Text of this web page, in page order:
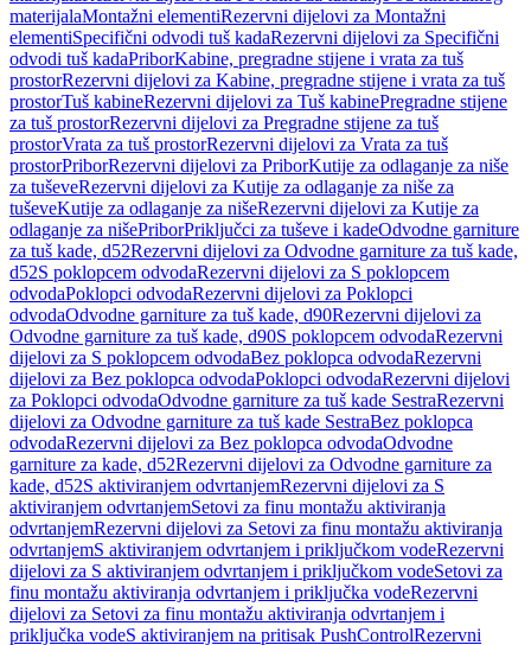
materijalaMontažni elementiRezervni dijelovi za Montažni
elementiSpecifični odvodi tuš kadaRezervni dijelovi za Specifični
odvodi tuš kadaPriborKabine, pregradne stijene i vrata za tuš
prostorRezervni dijelovi za Kabine, pregradne stijene i vrata za tuš
prostorTuš kabineRezervni dijelovi za Tuš kabinePregradne stijene
za tuš prostorRezervni dijelovi za Pregradne stijene za tuš
prostorVrata za tuš prostorRezervni dijelovi za Vrata za tuš
prostorPriborRezervni dijelovi za PriborKutije za odlaganje za niše
za tuševeRezervni dijelovi za Kutije za odlaganje za niše za
tuševeKutije za odlaganje za nišeRezervni dijelovi za Kutije za
odlaganje za nišePriborPriključci za tuševe i kadeOdvodne garniture
za tuš kade, d52Rezervni dijelovi za Odvodne garniture za tuš kade,
d52S poklopcem odvodaRezervni dijelovi za S poklopcem
odvodaPoklopci odvodaRezervni dijelovi za Poklopci
odvodaOdvodne garniture za tuš kade, d90Rezervni dijelovi za
Odvodne garniture za tuš kade, d90S poklopcem odvodaRezervni
dijelovi za S poklopcem odvodaBez poklopca odvodaRezervni
dijelovi za Bez poklopca odvodaPoklopci odvodaRezervni dijelovi
za Poklopci odvodaOdvodne garniture za tuš kade SestraRezervni
dijelovi za Odvodne garniture za tuš kade SestraBez poklopca
odvodaRezervni dijelovi za Bez poklopca odvodaOdvodne
garniture za kade, d52Rezervni dijelovi za Odvodne garniture za
kade, d52S aktiviranjem odvrtanjemRezervni dijelovi za S
aktiviranjem odvrtanjemSetovi za finu montažu aktiviranja
odvrtanjemRezervni dijelovi za Setovi za finu montažu aktiviranja
odvrtanjemS aktiviranjem odvrtanjem i priključkom vodeRezervni
dijelovi za S aktiviranjem odvrtanjem i priključkom vodeSetovi za
finu montažu aktiviranja odvrtanjem i priključka vodeRezervni
dijelovi za Setovi za finu montažu aktiviranja odvrtanjem i
priključka vodeS aktiviranjem na pritisak PushControlRezervni